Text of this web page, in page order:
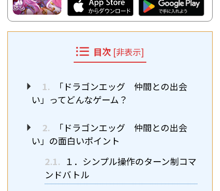
目次 [非表示]
1.
「ドラゴンエッグ 仲間との出会
い」ってどんなゲーム？
2.
「ドラゴンエッグ 仲間との出会
い」の面白いポイント
2.1. １．シンプル操作のターン制コマ
ンドバトル